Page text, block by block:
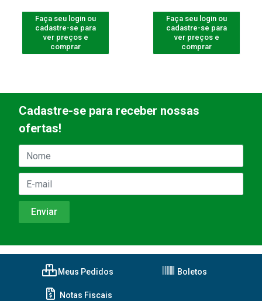
Faça seu login ou
cadastre-se para
ver preços e
comprar
Faça seu login ou
cadastre-se para
ver preços e
comprar
Cadastre-se para receber nossas
ofertas!
Meus Pedidos Boletos
Notas Fiscais